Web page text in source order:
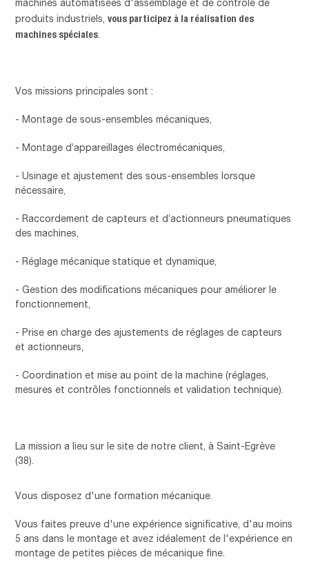
machines automatisées d'assemblage et de contrôle de
produits industriels,vous participez à la réalisation des
machines spéciales
Vos missions principales sont :
- Montage de sous-ensembles mécaniques,
- Montage d’appareillages électromécaniques,
- Usinage et ajustement des sous-ensembles lorsque
nécessaire,
- Raccordement de capteurs et d’actionneurs pneumatiques
des machines,
- Réglage mécanique statique et dynamique,
- Gestion des modifications mécaniques pour améliorer le
fonctionnement,
- Prise en charge des ajustements de réglages de capteurs
et actionneurs,
- Coordination et mise au point de la machine (réglages,
mesures et contrôles fonctionnels et validation technique).
La mission a lieu sur le site de notre client, à Saint-Egrève
(38).
Vous disposez d'une formation mécanique.
Vous faites preuve d'une expérience significative, d'au moins
5 ans dans le montage et avez idéalement de l'expérience en
montage de petites pièces de mécanique fine.